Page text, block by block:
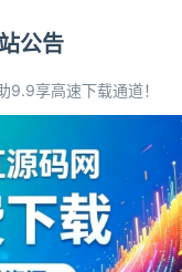
首页>源码
微信在
彩虹
公告
9.9享高速下载通道！